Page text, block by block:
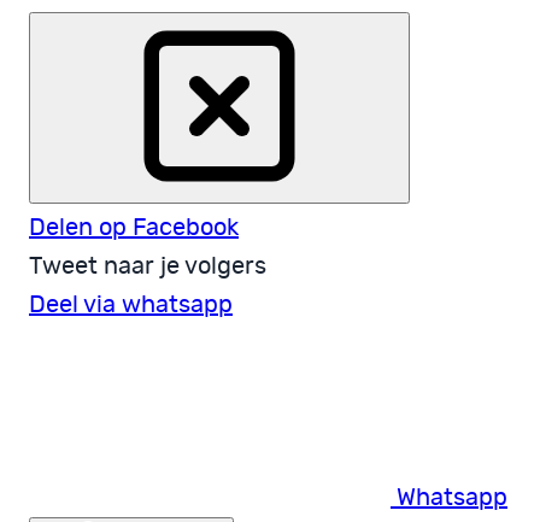
Delen op Facebook
Tweet naar je volgers
Deel via whatsapp
Whatsapp